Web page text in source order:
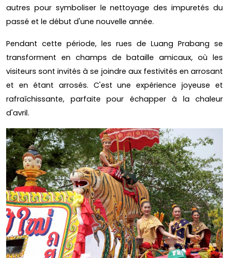
autres pour symboliser le nettoyage des impuretés du
passé et le début d'une nouvelle année.
Pendant cette période, les rues de Luang Prabang se
transforment en champs de bataille amicaux, où les
visiteurs sont invités à se joindre aux festivités en arrosant
et en étant arrosés. C'est une expérience joyeuse et
rafraîchissante, parfaite pour échapper à la chaleur
d'avril.